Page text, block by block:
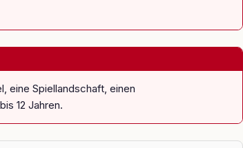
eine Spiellandschaft, einen
12 Jahren.